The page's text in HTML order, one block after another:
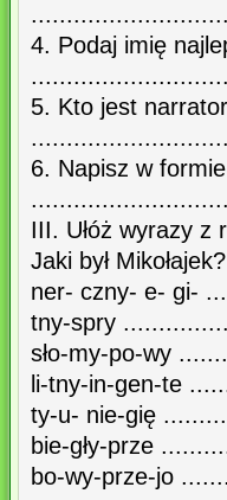
4. Podaj imię
5. Kto jest
6. Napisz w
III. Ułóż wyrazy z
Jaki był Mikołajek?
ner- czny- e- gi-
tny-spry
sło-my-po-wy
li-tny-in-gen-te
ty-u- nie-gię
bie-gły-prze
bo-wy-prze-jo